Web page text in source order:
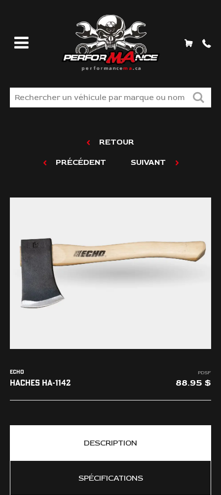
LIQUIDATION
TROUVER VOS PIÈCES
NOUS JOINDRE
RETOUR
PRÉCÉDENT SUIVANT
ECHO
HACHES HA-1142
PDSF
88.95
DESCRIPTION
SPÉCIFICATIONS